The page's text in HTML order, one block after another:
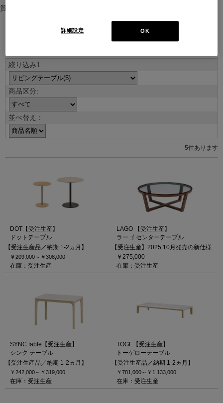
質な暮らしを届けます。
ブランド紹介を見る
並べ替え：
5件あります
DOT【受注生産】
ドットテーブル
【受注生産品／納期 1-2ヵ月】
￥209,000～ ￥308,000
在庫：受注生産
LAGO 【受注生産】
ラーゴ センターテーブル
【受注生産】2025.10月発売の新仕様
￥275,000
在庫：受注生産
SYNC table【受注生産】
シンク テーブル
【受注生産品／納期 1-2ヵ月】
￥242,000～ ￥319,000
在庫：受注生産
TOGE【受注生産】
トーゲローテーブル
【受注生産品／納期 1-2ヵ月】
￥781,000～ ￥1,133,000
在庫：受注生産
OK
詳細設定